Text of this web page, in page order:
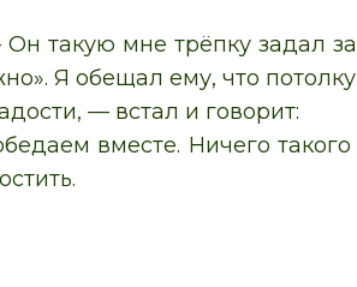
такую мне трёпку задал за
Я обещал ему, что
— встал и говорит:
вместе. Ничего